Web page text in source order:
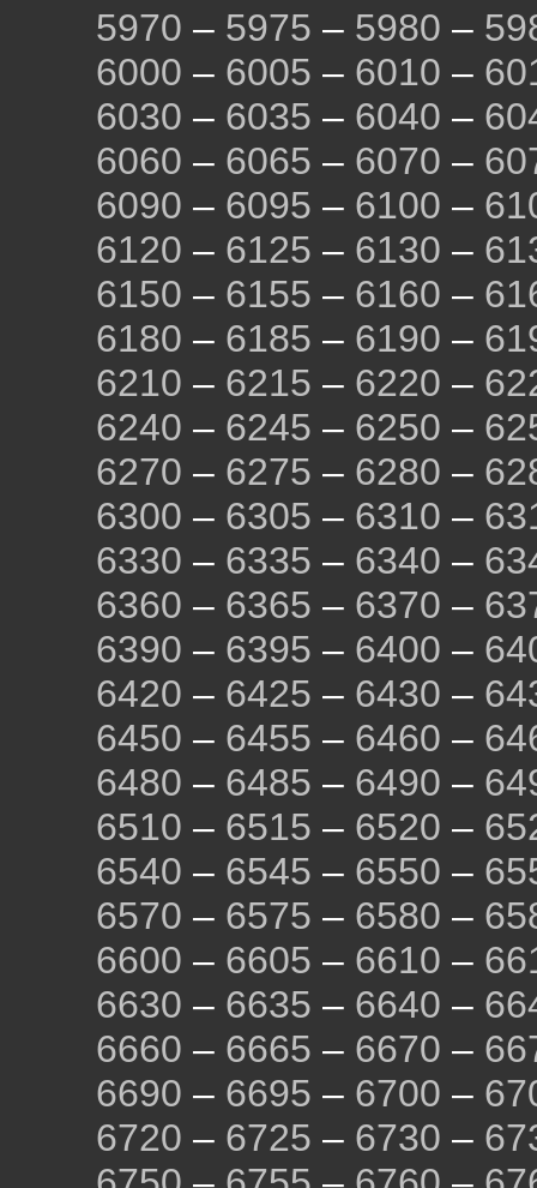
5970 – 5975 – 5980 –
6000 – 6005 – 6010 –
6030 – 6035 – 6040 –
6060 – 6065 – 6070 –
6090 – 6095 – 6100 –
6120 – 6125 – 6130 –
6150 – 6155 – 6160 –
6180 – 6185 – 6190 –
6210 – 6215 – 6220 –
6240 – 6245 – 6250 –
6270 – 6275 – 6280 –
6300 – 6305 – 6310 –
6330 – 6335 – 6340 –
6360 – 6365 – 6370 –
6390 – 6395 – 6400 –
6420 – 6425 – 6430 –
6450 – 6455 – 6460 –
6480 – 6485 – 6490 –
6510 – 6515 – 6520 –
6540 – 6545 – 6550 –
6570 – 6575 – 6580 –
6600 – 6605 – 6610 –
6630 – 6635 – 6640 –
6660 – 6665 – 6670 –
6690 – 6695 – 6700 –
6720 – 6725 – 6730 –